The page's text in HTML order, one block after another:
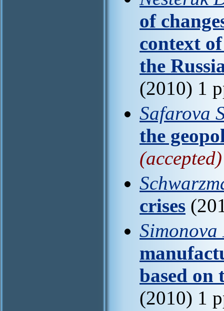
of
context
the
(2010) 1
Safarova
the
(accepted)
crises
Simonova
based on
(2010) 1